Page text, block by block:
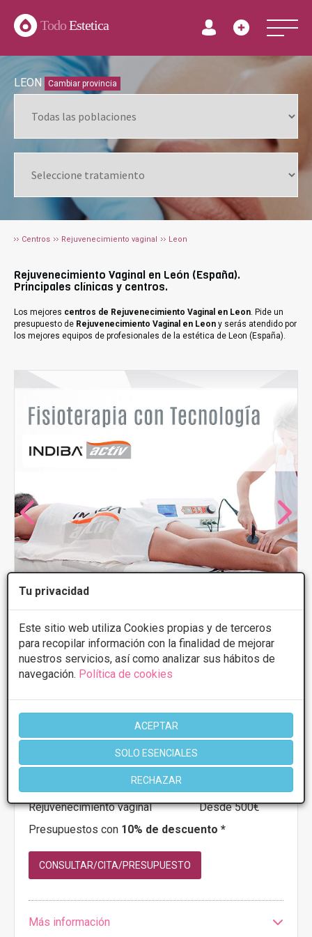
Tu privacidad
Este sitio web utiliza Cookies propias y de terceros
para recopilar información con la finalidad de mejorar
nuestros servicios, así como analizar sus hábitos de
navegación. Política de cookies
ACEPTAR
SOLO ESENCIALES
RECHAZAR
TodoEstetica
LEON Cambiar provincia
Centros Rejuvenecimiento vaginal Leon
Rejuvenecimiento Vaginal en León (España).
Principales clínicas y centros.
Los mejores centros de Rejuvenecimiento Vaginal en Leon. Pide un
presupuesto de Rejuvenecimiento Vaginal en Leon y serás atendido por
los mejores equipos de profesionales de la estética de Leon (España).
LASERNOVA CLINICA DE ESTÉTICA
AVDA. REPUBLICA ARGENTINA 27-PLAZA
VER MAPA
PRIMERA CONSULTA GRATUITA & FINANCIACIÓN A
Rejuvenecimiento vaginal
Desde 500€
Presupuestos con 10% de descuento *
CONSULTAR/CITA/PRESUPUESTO
Más información